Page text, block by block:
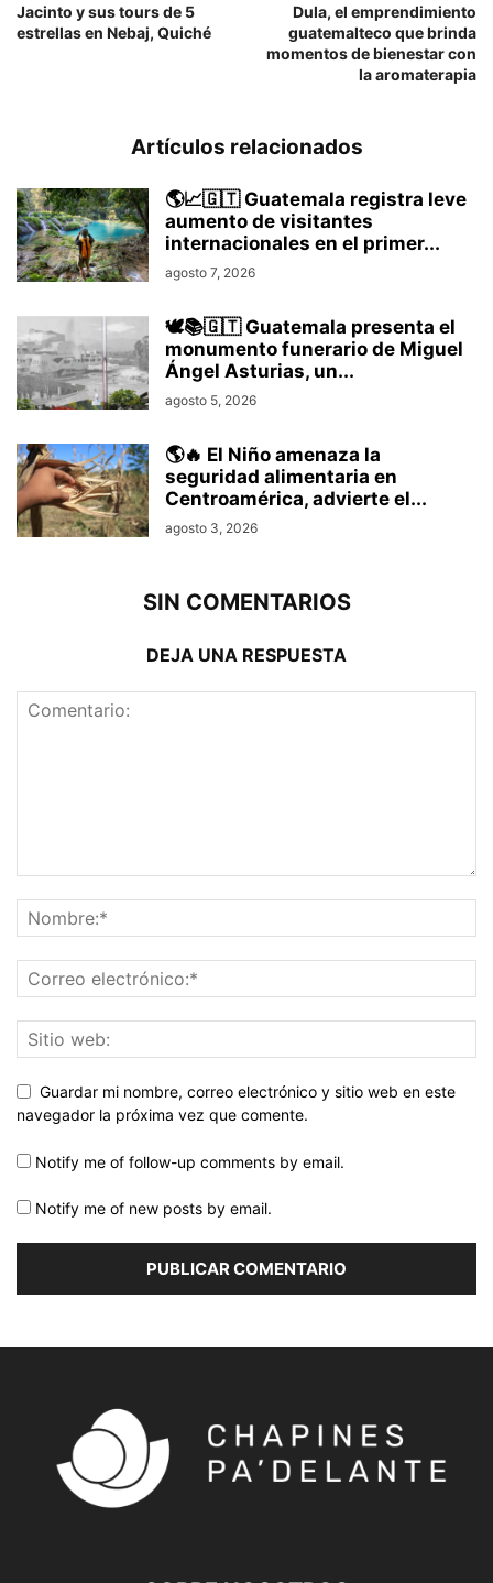
Jacinto y sus tours de 5
estrellas en Nebaj, Quiché
Dula, el emprendimiento
guatemalteco que brinda
momentos de bienestar con
la aromaterapia
Artículos relacionados
🌎📈🇬🇹 Guatemala registra leve
aumento de visitantes
internacionales en el primer...
agosto 7, 2026
🕊️📚🇬🇹 Guatemala presenta el
monumento funerario de Miguel
Ángel Asturias, un...
agosto 5, 2026
🌎🔥 El Niño amenaza la
seguridad alimentaria en
Centroamérica, advierte el...
agosto 3, 2026
SIN COMENTARIOS
DEJA UNA RESPUESTA
Guardar mi nombre, correo electrónico y sitio web en este
navegador la próxima vez que comente.
Notify me of follow-up comments by email.
Notify me of new posts by email.